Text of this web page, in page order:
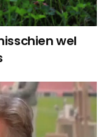
wel